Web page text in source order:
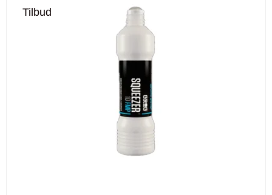
Tilbud